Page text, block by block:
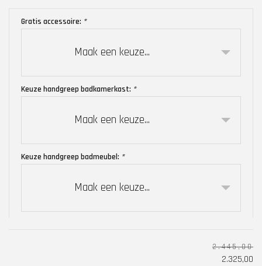
Gratis accessoire: *
Maak een keuze...
Keuze handgreep badkamerkast: *
Maak een keuze...
Keuze handgreep badmeubel: *
Maak een keuze...
2.445,00
2.325,00